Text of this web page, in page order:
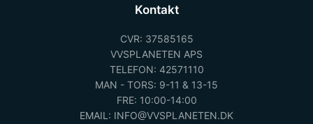
Kontakt
CVR: 37585165
VVSPLANETEN APS
TELEFON: 42571110
MAN - TORS: 9-11 & 13-15
FRE: 10:00-14:00
EMAIL: INFO@VVSPLANETEN.DK